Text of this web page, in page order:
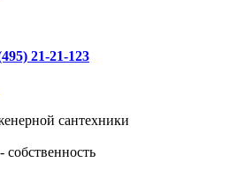
21-21-123
сантехники